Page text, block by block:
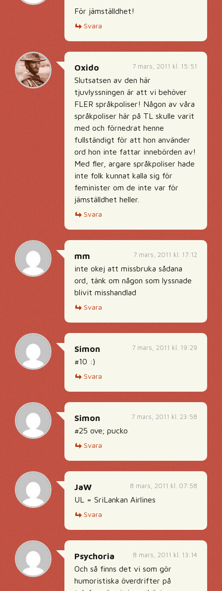
För jämställdhet!
Svara
7 mars, 2011 kl. 15:51
Oxido
Slutsatsen av den här
tjuvlyssningen är att vi behöver
FLER språkpoliser! Någon av våra
språkpoliser här på TL skulle varit
med och förnedrat henne
fullständigt för att hon använder
ord hon inte fattar innebörden av!
Med fler, argare språkpoliser hade
inte folk kunnat kalla sig för
feminister om de inte var för
jämställdhet heller.
Svara
7 mars, 2011 kl. 17:12
mm
inte okej att missbruka sådana
ord, tänk om någon som lyssnade
blivit misshandlad
Svara
7 mars, 2011 kl. 19:29
Simon
#10 :)
Svara
7 mars, 2011 kl. 23:58
Simon
#25 ove; pucko
Svara
8 mars, 2011 kl. 07:58
JaW
UL = SriLankan Airlines
Svara
8 mars, 2011 kl. 13:14
Psychoria
Och så finns det vi som gör
humoristiska överdrifter på